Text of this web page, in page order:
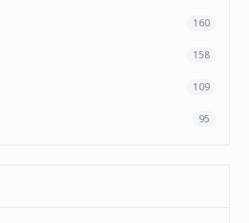
160
158
109
95